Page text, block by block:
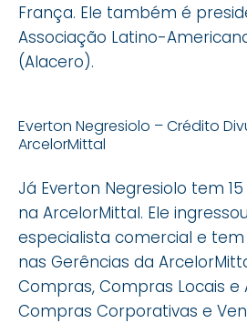
França. Ele também é
Associação Latino-
(Alacero).
Everton Negresiolo – Crédito
ArcelorMittal
Já Everton Negresiolo tem
na ArcelorMittal. Ele
especialista comercial e
nas Gerências da
Compras, Compras Locais e
Compras Corporativas e